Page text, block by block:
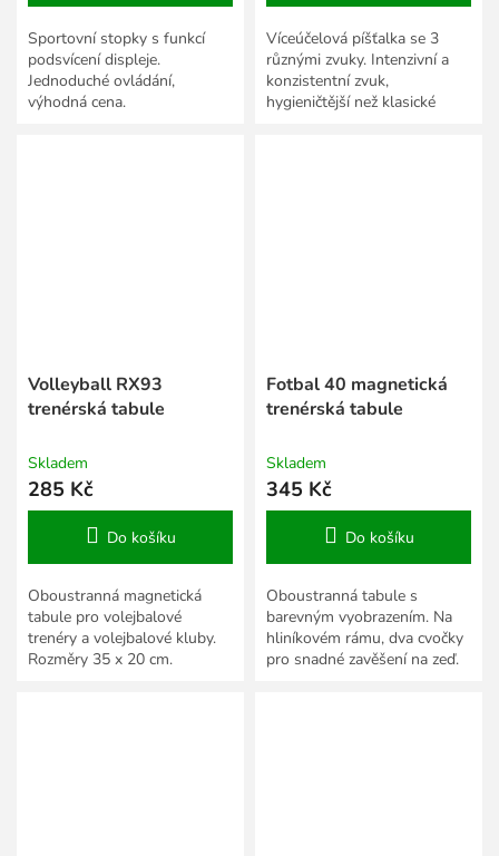
Sportovní stopky s funkcí
podsvícení displeje.
Jednoduché ovládání,
výhodná cena.
Víceúčelová píšťalka se 3
různými zvuky. Intenzivní a
konzistentní zvuk,
hygieničtější než klasické
Volleyball RX93
trenérská tabule
Skladem
285 Kč
Do košíku
Oboustranná magnetická
tabule pro volejbalové
trenéry a volejbalové kluby.
Rozměry 35 x 20 cm.
Fotbal 40 magnetická
trenérská tabule
Skladem
345 Kč
Do košíku
Oboustranná tabule s
barevným vyobrazením. Na
hliníkovém rámu, dva cvočky
pro snadné zavěšení na zeď.